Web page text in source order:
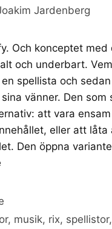
Jardenberg
Och konceptet med
och underbart.
spellista och
vänner. Den som
att vara
eller att låta
Den öppna
, musik, rix, spellistor,